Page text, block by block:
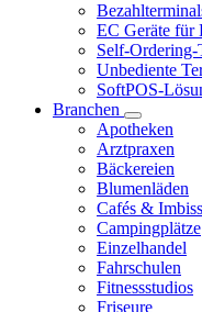
EC Geräte für
Self-Ordering-
Unbediente
SoftPOS-
Branchen
Apotheken
Arztpraxen
Bäckereien
Blumenläden
Cafés &
Campingplätze
Einzelhandel
Fahrschulen
Fitnessstudios
Friseure